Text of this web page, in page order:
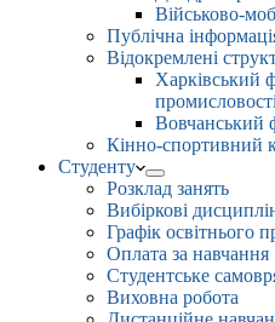
Військово-
Публічна
Відокремлені
Харківський
Вовчанський
Кінно-спортивний
Студенту
Розклад занять
Вибіркові
Графік освітнього
Оплата за навчання
Студентське
Виховна робота